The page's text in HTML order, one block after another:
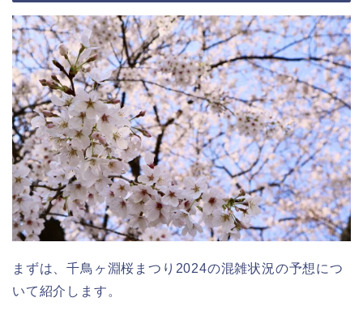
まずは、千鳥ヶ淵桜まつり2024の混雑状況の予想につ
いて紹介します。